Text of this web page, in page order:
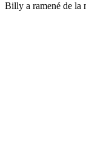
Billy a ramené de la